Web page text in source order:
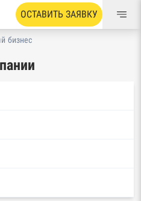
ОСТАВИТЬ ЗАЯВКУ
бизнес